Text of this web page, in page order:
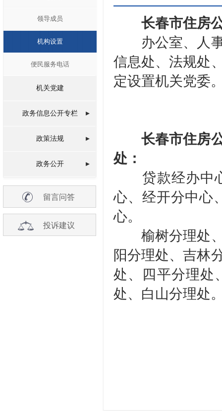
领导成员
机构设置
便民服务电话
机关党建
政务信息公开专栏
政策法规
政务公开
留言问答
投诉建议
长春市住房公
办公室、人事
信息处、法规处
定设置机关党委
长春市住房
处：
贷款经办中心
心、经开分中心
心。
榆树分理处、
阳分理处、吉林
处、四平分理处
处、白山分理处